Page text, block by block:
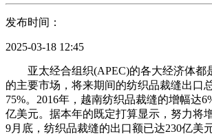
发布时间：
2025-03-18 12:45
亚太经合组织(APEC)的各大经济体都
的主要市场，将来期间的纺织品裁缝出口
75%。2016年，越南纺织品裁缝的增幅达
亿美元。据本年的既定打算显示，努力将
9月底，纺织品裁缝的出口额已达230亿美